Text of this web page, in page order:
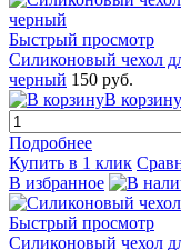
Быстрый просмотр
Силиконовый чехол
черный 150 руб.
В корзину
Подробнее
Купить в 1 клик
В избранное
Быстрый просмотр
Силиконовый чехол